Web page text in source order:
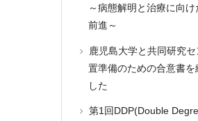
～病態解明と治療に向け
前進～
鹿児島大学と共同研究
置準備のための合意書を
した
第1回DDP(Double